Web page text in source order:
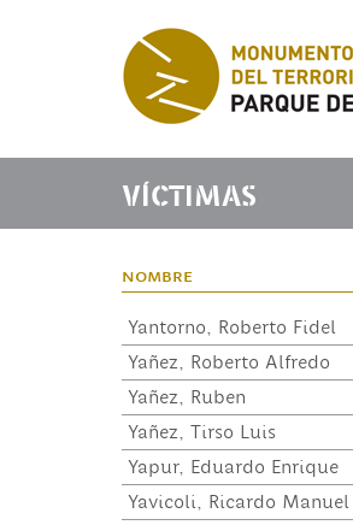
VÍCTIMAS
nombre
Yantorno, Roberto Fidel
Yañez, Roberto Alfredo
Yañez, Ruben
Yañez, Tirso Luis
Yapur, Eduardo Enrique
Yavicoli, Ricardo Manuel